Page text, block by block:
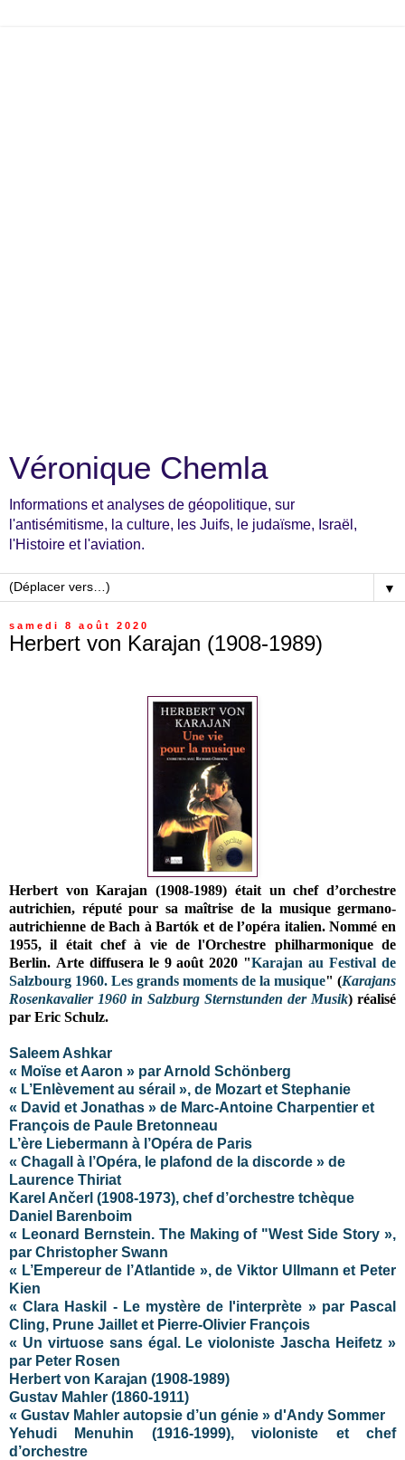
Véronique Chemla
Informations et analyses de géopolitique, sur
l'antisémitisme, la culture, les Juifs, le judaïsme, Israël,
l'Histoire et l'aviation.
▼
samedi 8 août 2020
Herbert von Karajan (1908-1989)
Herbert von Karajan (1908-1989) était un chef d’orchestre
autrichien, réputé pour sa maîtrise de la musique germano-
autrichienne de Bach à Bartók et de l’opéra italien. Nommé en
1955, il était chef à vie de l'Orchestre philharmonique de
Berlin. Arte diffusera le 9 août 2020 "Karajan au Festival de
Salzbourg 1960. Les grands moments de la musique" (Karajans
Rosenkavalier 1960 in Salzburg Sternstunden der Musik) réalisé
par Eric Schulz.
Saleem Ashkar
« Moïse et Aaron » par Arnold Schönberg
« L’Enlèvement au sérail », de Mozart et Stephanie
« David et Jonathas » de Marc-Antoine Charpentier et
François de Paule Bretonneau
L’ère Liebermann à l’Opéra de Paris
« Chagall à l’Opéra, le plafond de la discorde » de
Laurence Thiriat
Karel Ančerl (1908-1973), chef d’orchestre tchèque
Daniel Barenboim
« Leonard Bernstein. The Making of "West Side Story »,
par Christopher Swann
« L’Empereur de l’Atlantide », de Viktor Ullmann et Peter
Kien
« Clara Haskil - Le mystère de l'interprète » par Pascal
Cling, Prune Jaillet et Pierre-Olivier François
« Un virtuose sans égal. Le violoniste Jascha Heifetz »
par Peter Rosen
Herbert von Karajan (1908-1989)
Gustav Mahler (1860-1911)
« Gustav Mahler autopsie d’un génie » d'Andy Sommer
Yehudi Menuhin (1916-1999), violoniste et chef
d’orchestre